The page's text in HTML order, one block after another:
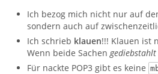
Ich bezog mich nicht nur auf
sondern auch auf
Ich schrieb klauen!!! Klauen ist
Wenn beide Sachengediebstahlt
Für nackte POP3 gibt es keine